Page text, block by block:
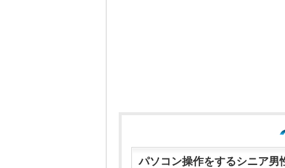
パソコン操作をするシニア男